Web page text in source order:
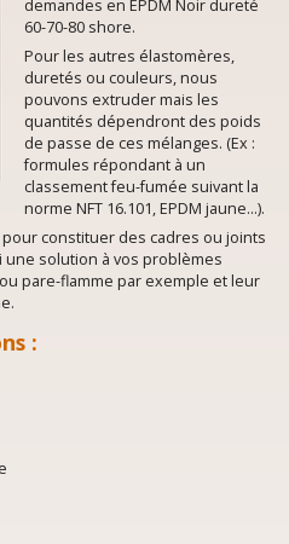
demandes en EPDM Noir dureté
60-70-80 shore.
Pour les autres élastomères,
duretés ou couleurs, nous
pouvons extruder mais les
quantités dépendront des poids
de passe de ces mélanges. (Ex :
formules répondant à un
classement feu-fumée suivant la
norme NFT 16.101, EPDM jaune…).
constituer des cadres ou joints
solution à vos problèmes
pare-flamme par exemple et leur
: